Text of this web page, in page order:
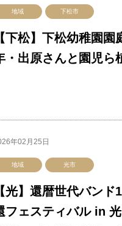
地域 下松市
下松】下松幼稚園
・出原さんと園児ら
年02月25日
地域 光市
光】還暦世代バン
フェスティバル in 光